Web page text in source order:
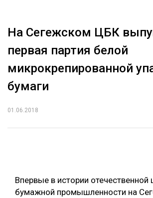
РЕКЛАМОДАТЕЛЯМ
ЛЕСНОЕ ХОЗЯЙСТВО
ЛЕСОЗАГОТОВКА
ОБРАБОТКА ДРЕВЕСИНЫ
ЛЕСОВОССТАНОВЛЕНИЕ И ЗАЩИТА
ТЕМАТИЧЕСКИЕ ПРОЕКТЫ
На Сегежском ЦБК
первая партия белой
микрокрепированной
бумаги
01.06.2018
Впервые в истории
бумажной промышленности на